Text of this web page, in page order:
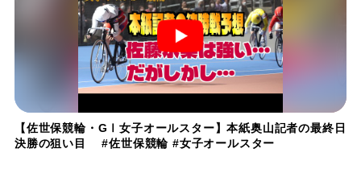
【佐世保競輪・GⅠ女子オールスター】本紙奥山記者の最終日
決勝の狙い目 #佐世保競輪 #女子オールスター